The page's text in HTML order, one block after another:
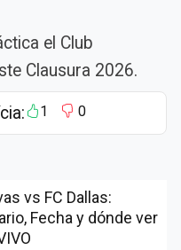
el Club
Clausura 2026.
1 0
vs FC Dallas:
Fecha y dónde ver